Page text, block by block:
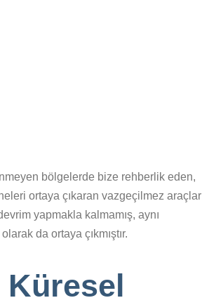
bölgelerde bize rehberlik eden,
ortaya çıkaran vazgeçilmez araçlar
yapmakla kalmamış, aynı
da ortaya çıkmıştır.
Küresel